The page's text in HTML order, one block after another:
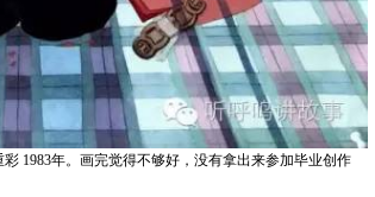
1983年。画完觉得不够好，没有拿出来参加毕业创作